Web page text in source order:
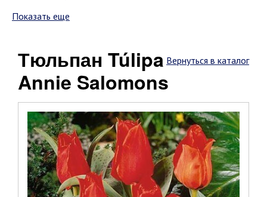
Показать еще
Вернуться в каталог
Тюльпан Túlipa
Annie Salomons